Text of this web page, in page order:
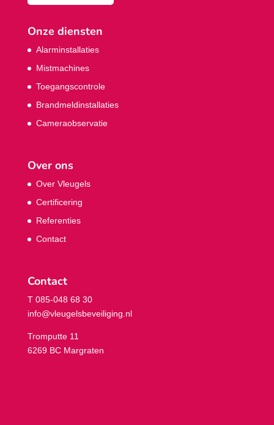
Onze diensten
Alarminstallaties
Mistmachines
Toegangscontrole
Brandmeldinstallaties
Cameraobservatie
Over ons
Over Vleugels
Certificering
Referenties
Contact
Contact
T 085-048 68 30
info@vleugelsbeveiliging.nl
Tromputte 11
6269 BC Margraten